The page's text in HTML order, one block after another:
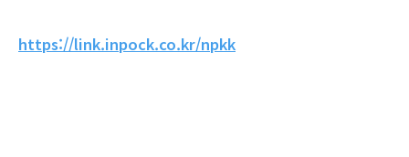
https://link.inpock.co.kr/npkk